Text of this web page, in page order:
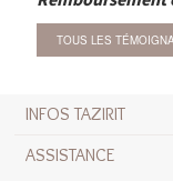
TOUS LES
INFOS TAZIRIT
ASSISTANCE